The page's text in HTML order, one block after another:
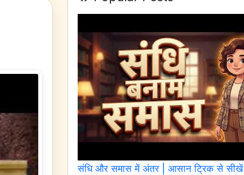
संधि और समास में अंतर | आसान ट्रिक से सीखें |